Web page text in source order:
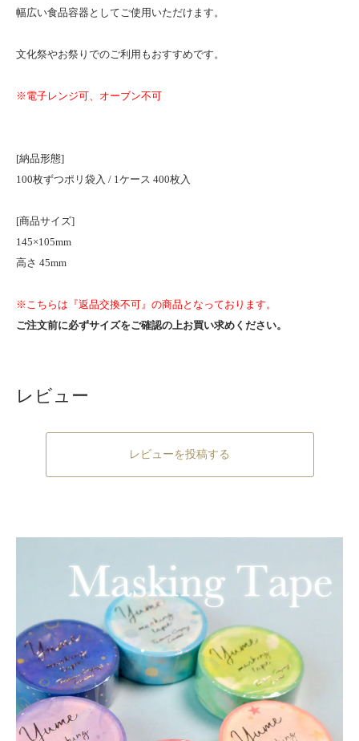
幅広い食品容器としてご使用いただけます。
文化祭やお祭りでのご利用もおすすめです。
※電子レンジ可、オーブン不可
[納品形態]
100枚ずつポリ袋入 / 1ケース 400枚入
[商品サイズ]
145×105mm
高さ 45mm
※こちらは『返品交換不可』の商品となっております。
ご注文前に必ずサイズをご確認の上お買い求めください。
レビュー
レビューを投稿する